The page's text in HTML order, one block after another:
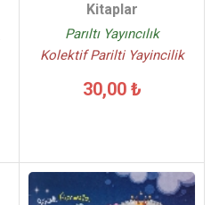
Kitaplar
Parıltı Yayıncılık
Kolektif Parilti Yayincilik
30,00 ₺